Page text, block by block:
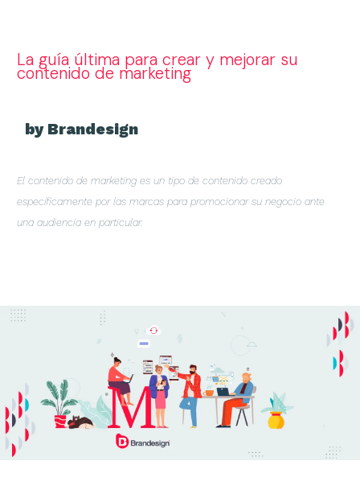
La guía última para crear y mejorar su
contenido de marketing
by Brandesign
El contenido de marketing es un tipo de contenido creado
específicamente por las marcas para promocionar su negocio ante
una audiencia en particular.